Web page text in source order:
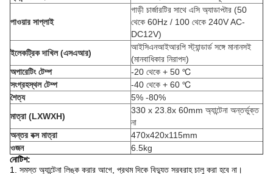
পাওয়ার সাপ্লাই
গাড়ী চার্জারটির সাথে এসি অ্যাডাপ্টার (50
থেকে 60Hz / 100 থেকে 240V AC-
DC12V)
ইলেকট্রিক দাখিল (এসএআর)
আইসিএনআইআরপি স্ট্যান্ডার্ড সঙ্গে মানানসই
(মানবাধিকার নিরাপদ)
অপারেটিং টেম্প
-20 থেকে + 50 ℃
সংগ্রহস্থল টেম্প
-40 থেকে + 60 ℃
শৈত্য
5% -80%
মাত্রা (LXWXH)
330 x 23.8x 60mm অ্যান্টেনা অন্তর্ভুক্ত
না
অন্তর বক্স মাত্রা
470x420x115mm
ওজন
6.5kg
নোটিশ:
1. সমস্ত অ্যান্টেনা লিঙ্ক করার আগে, প্রথম দিকে বিদ্যুত সরবরাহ চালু করা হবে না।